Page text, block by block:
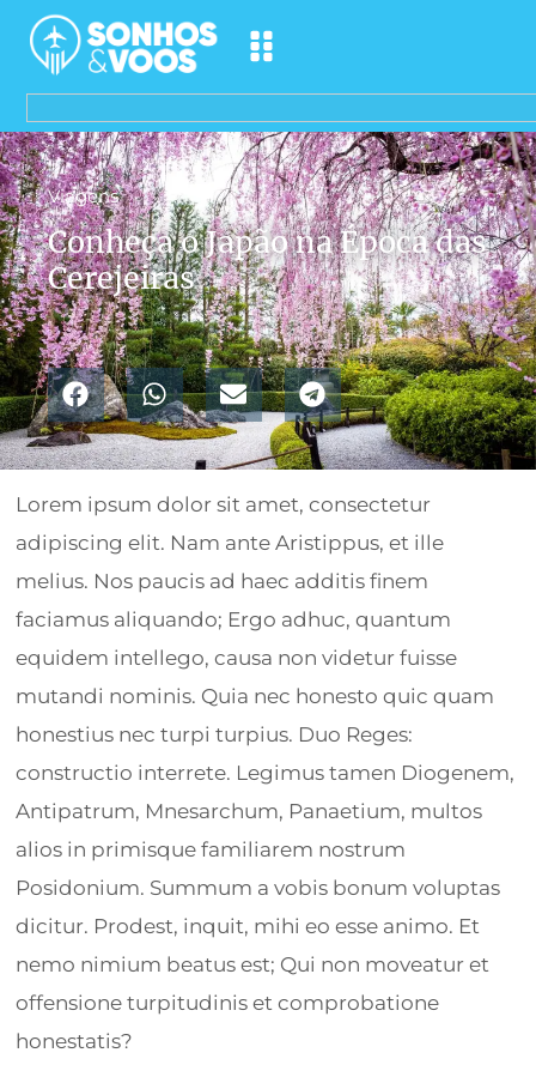
Viagens
Conheça o Japão na Época das
Cerejeiras
Lorem ipsum dolor sit amet, consectetur
adipiscing elit. Nam ante Aristippus, et ille
melius. Nos paucis ad haec additis finem
faciamus aliquando; Ergo adhuc, quantum
equidem intellego, causa non videtur fuisse
mutandi nominis. Quia nec honesto quic quam
honestius nec turpi turpius. Duo Reges:
constructio interrete. Legimus tamen Diogenem,
Antipatrum, Mnesarchum, Panaetium, multos
alios in primisque familiarem nostrum
Posidonium. Summum a vobis bonum voluptas
dicitur. Prodest, inquit, mihi eo esse animo. Et
nemo nimium beatus est; Qui non moveatur et
offensione turpitudinis et comprobatione
honestatis?